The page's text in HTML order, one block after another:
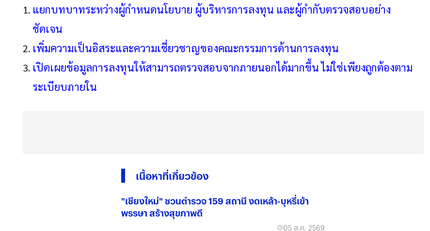
แยกบทบาทระหว่างผู้กำหนดนโยบาย ผู้บริหารการลงทุน และผู้กำกับตรวจสอบอย่าง
ชัดเจน
เพิ่มความเป็นอิสระและความเชี่ยวชาญของคณะกรรมการด้านการลงทุน
เปิดเผยข้อมูลการลงทุนให้สามารถตรวจสอบจากภายนอกได้มากขึ้น ไม่ใช่เพียงถูกต้องตาม
ระเบียบภายใน
เนื้อหาที่เกี่ยวข้อง
"เชียงใหม่" ชวนตำรวจ 159 สถานี งดเหล้า-บุหรี่เข้า
พรรษา สร้างสุขภาพดี
05 ส.ค. 2569